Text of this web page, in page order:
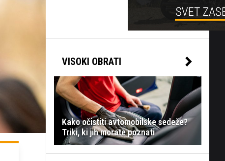
VISOKI OBRATI
Kako očistiti avtomobilske sedeže?
Triki, ki jih morate poznati